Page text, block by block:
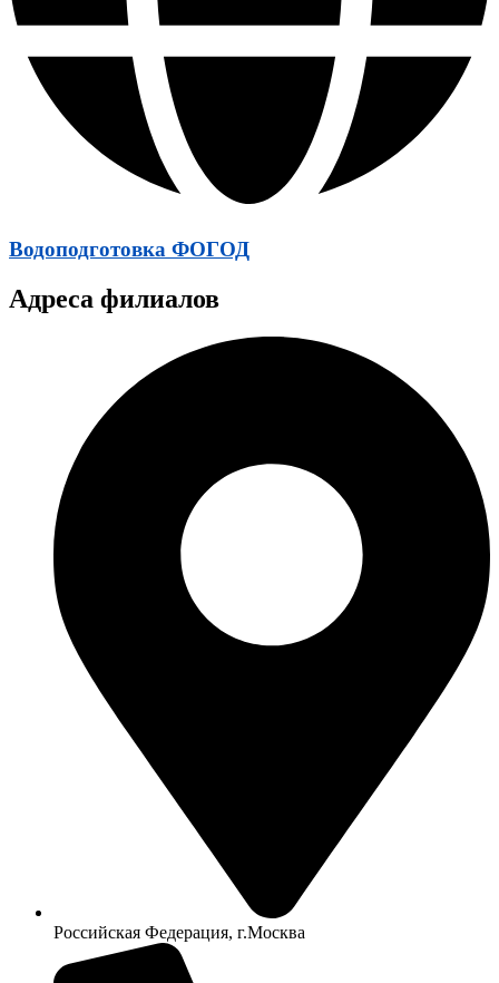
Водоподготовка ФОГОД
Адреса филиалов
Российская Федерация, г.Москва